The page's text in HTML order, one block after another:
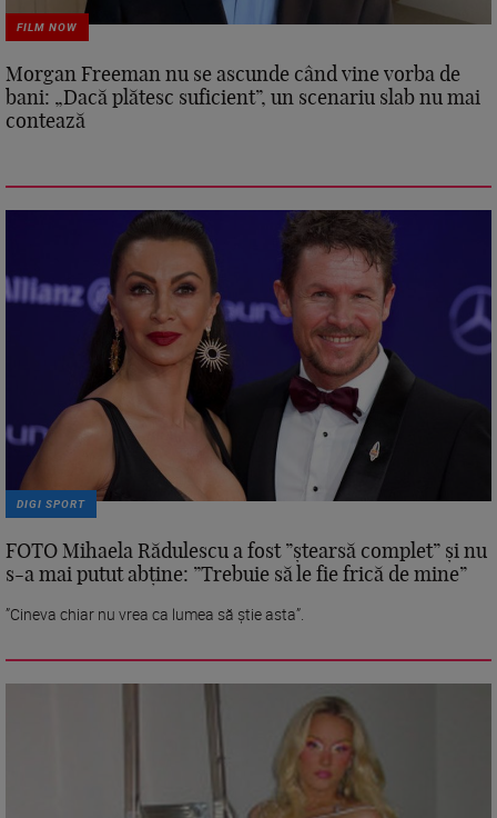
FILM NOW
Morgan Freeman nu se ascunde când vine vorba de
bani: „Dacă plătesc suficient”, un scenariu slab nu mai
contează
DIGI SPORT
FOTO Mihaela Rădulescu a fost ”ștearsă complet” și nu
s-a mai putut abține: ”Trebuie să le fie frică de mine”
”Cineva chiar nu vrea ca lumea să știe asta”.